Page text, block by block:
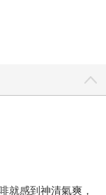
就感到神清氣爽，